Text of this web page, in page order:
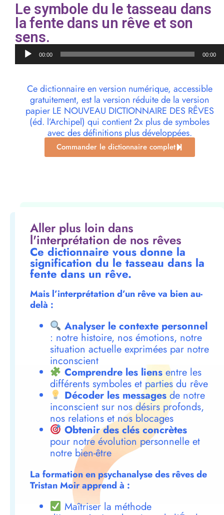
Le symbole du le tasseau dans
la fente dans un rêve et son
sens.
Lecteur
audio00:00 00:00
Ce dictionnaire en version numérique, accessible
gratuitement, est la version réduite de la version
papier LE NOUVEAU DICTIONNAIRE DES RÊVES
(éd. l’Archipel) qui contient 2x plus de symboles
avec des définitions plus développées.
Commander le dictionnaire complet
Aller plus loin dans
l'interprétation de nos rêves
Ce dictionnaire vous donne la
signification du le tasseau dans la
fente dans un rêve.
Mais l’interprétation d’un rêve va bien au-
delà :
Analyser le contexte personnel
: notre histoire, nos émotions, notre
situation actuelle exprimées par notre
inconscient
Comprendre les liensentre les
différents symboles et parties du rêve
Décoder les messagesde notre
inconscient sur nos désirs profonds,
nos relations et nos blocages
Obtenir des clés concrètes
pour notre évolution personnelle et
notre bien-être
La formation en psychanalyse des rêves de
Tristan Moir apprend à :
Maîtriser la méthode